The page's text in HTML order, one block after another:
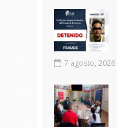
7 agosto, 2026